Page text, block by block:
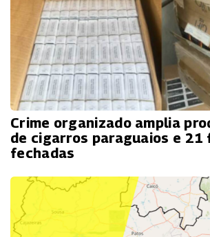
Crime organizado amplia
de cigarros paraguaios e 21
fechadas